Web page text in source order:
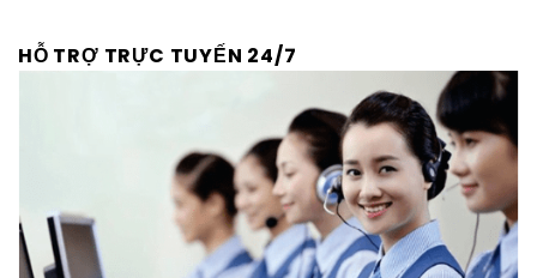
HỖ TRỢ TRỰC TUYẾN 24/7